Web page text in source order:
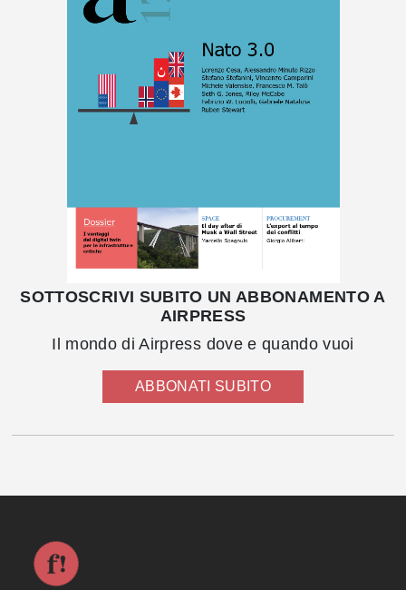
SOTTOSCRIVI SUBITO UN ABBONAMENTO A
AIRPRESS
Il mondo di Airpress dove e quando vuoi
ABBONATI SUBITO